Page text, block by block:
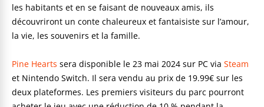
les habitants et en se faisant de nouveaux amis, ils
découvriront un conte chaleureux et fantaisiste sur l’amour,
la vie, les souvenirs et la famille.
Pine Hearts sera disponible le 23 mai 2024 sur PC via Steam
et Nintendo Switch. Il sera vendu au prix de 19.99€ sur les
deux plateformes. Les premiers visiteurs du parc pourront